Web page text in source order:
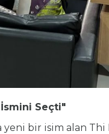
İsmini Seçti"
bir isim alan Thi